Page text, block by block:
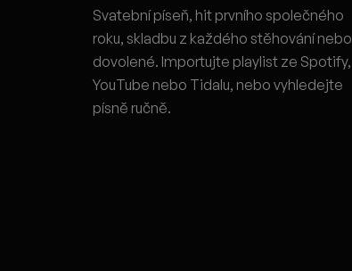
Svatební píseň, hit prvního společného
roku, skladbu z každého stěhování nebo
dovolené. Importujte playlist ze Spotify,
YouTube nebo Tidalu, nebo vyhledejte
písně ručně.